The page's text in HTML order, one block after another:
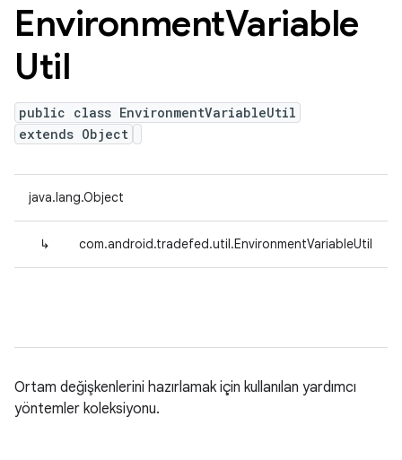
EnvironmentVariable
Util
public class EnvironmentVariableUtil
extends Object
java.lang.Object
↳ com.android.tradefed.util.EnvironmentVariableUtil
Ortam değişkenlerini hazırlamak için kullanılan yardımcı
yöntemler koleksiyonu.